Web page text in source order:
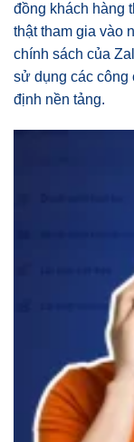
đồng khách hàng
thật tham gia vào
chính sách của
sử dụng các công
định nền tảng.